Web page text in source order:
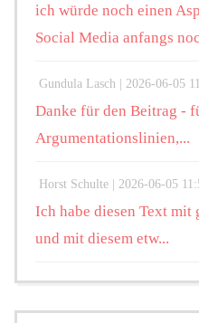
ich würde noch einen
Social Media anfangs
Gundula Lasch | 2026-06-05
Danke für den Beitrag -
Argumentationslinien,...
Horst Schulte | 2026-06-05
Ich habe diesen Text mit
und mit diesem etw...